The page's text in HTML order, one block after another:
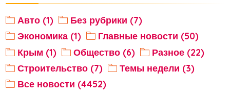
Авто (1)
Без рубрики (7)
Экономика (1)
Главные новости (50)
Крым (1)
Общество (6)
Разное (22)
Строительство (7)
Темы недели (3)
Все новости (4452)